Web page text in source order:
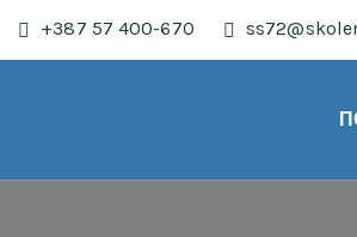
+387 57 400-670